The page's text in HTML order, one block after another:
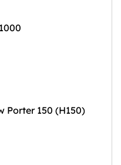
Porter 150 (H150)